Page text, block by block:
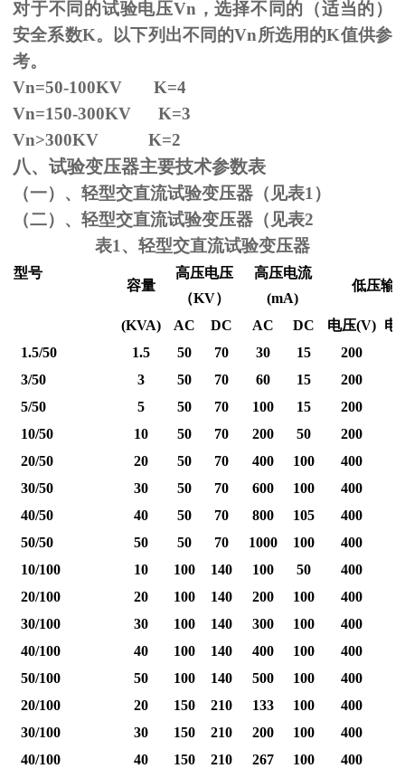
对于不同的试验电压Vn ，选择不同的（适当的）
安全系数K。以下列出不同的Vn所选用的K值供参
考。
Vn=50-100KV K=4
Vn=150-300KV K=3
Vn>300KV K=2
八、试验变压器主要技术参数表
（一）、轻型交直流试验变压器（见表1）
（二）、轻型交直流试验变压器（见表2
表1、轻型交直流试验变压器
型号
容量
高压电压
（KV）
高压电流
(mA)
低压输
(KVA) AC DC AC DC 电压(V) 电
1.5/50
1.5 50 70 30 15 200
3/50
3 50 70 60 15 200
5/50
5 50 70 100 15 200
10/50
10 50 70 200 50 200
20/50
20 50 70 400 100 400
30/50
30 50 70 600 100 400
40/50
40 50 70 800 105 400
50/50
50 50 70 1000 100 400
10/100
10 100 140 100 50 400
20/100
20 100 140 200 100 400
30/100
30 100 140 300 100 400
40/100
40 100 140 400 100 400
50/100
50 100 140 500 100 400
20/100
20 150 210 133 100 400
30/100
30 150 210 200 100 400
40/100
40 150 210 267 100 400